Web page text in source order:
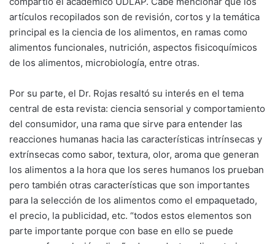
artículos recopilados son de revisión, cortos y la temática
principal es la ciencia de los alimentos, en ramas como
alimentos funcionales, nutrición, aspectos fisicoquímicos
de los alimentos, microbiología, entre otras.
Por su parte, el Dr. Rojas resaltó su interés en el tema
central de esta revista: ciencia sensorial y comportamiento
del consumidor, una rama que sirve para entender las
reacciones humanas hacia las características intrínsecas y
extrínsecas como sabor, textura, olor, aroma que generan
los alimentos a la hora que los seres humanos los prueban
pero también otras características que son importantes
para la selección de los alimentos como el empaquetado,
el precio, la publicidad, etc. “todos estos elementos son
parte importante porque con base en ello se puede